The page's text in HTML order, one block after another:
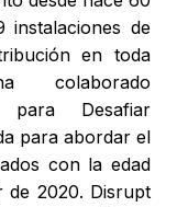
instalaciones de
en toda
colaborado
para Desafiar
para abordar el
con la edad
de 2020. Disrupt